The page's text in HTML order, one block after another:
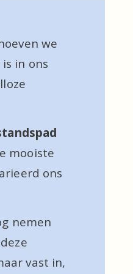
we
in ons
mooiste
ons
nemen
vast in,